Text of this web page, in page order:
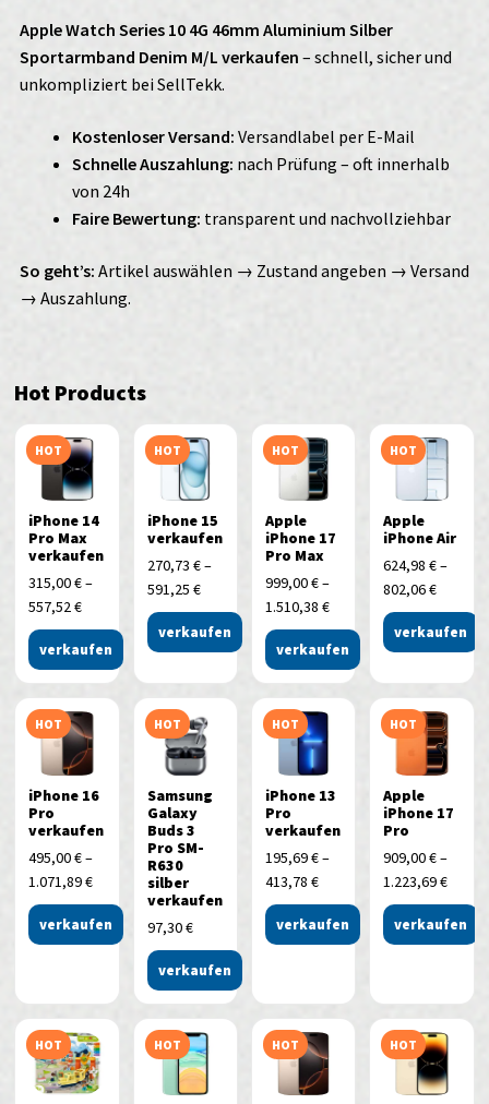
Apple Watch Series 10 4G 46mm Aluminium Silber
Sportarmband Denim M/L verkaufen – schnell, sicher und
unkompliziert bei SellTekk.
Kostenloser Versand: Versandlabel per E-Mail
Schnelle Auszahlung: nach Prüfung – oft innerhalb
von 24h
Faire Bewertung: transparent und nachvollziehbar
So geht’s: Artikel auswählen → Zustand angeben → Versand
→ Auszahlung.
Hot Products
HOT
iPhone 14
Pro Max
verkaufen
315,00€–
557,52€
verkaufen
HOT
iPhone 15
verkaufen
270,73 €–
591,25 €
verkaufen
HOT
Apple
iPhone 17
Pro Max
999,00€–
1.510,38 €
verkaufen
HOT
Apple
iPhone Air
624,98€–
802,06€
verkaufen
HOT
iPhone 16
Pro
verkaufen
495,00€–
1.071,89€
verkaufen
HOT
Samsung
Galaxy
Buds 3
Pro SM-
R630
silber
verkaufen
97,30€
verkaufen
HOT
iPhone 13
Pro
verkaufen
195,69€–
413,78 €
verkaufen
HOT
Apple
iPhone 17
Pro
909,00€–
1.223,69€
verkaufen
HOT HOT HOT HOT